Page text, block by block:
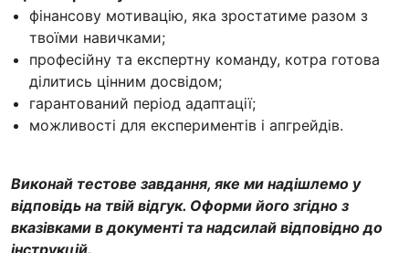
фінансову мотивацію, яка зростатиме разом з
твоїми навичками;
професійну та експертну команду, котра готова
ділитись цінним досвідом;
гарантований період адаптації;
можливості для експериментів і апгрейдів.
Виконай тестове завдання, яке ми надішлемо у
відповідь на твій відгук. Оформи його згідно з
вказівками в документі та надсилай відповідно до
інструкцій.